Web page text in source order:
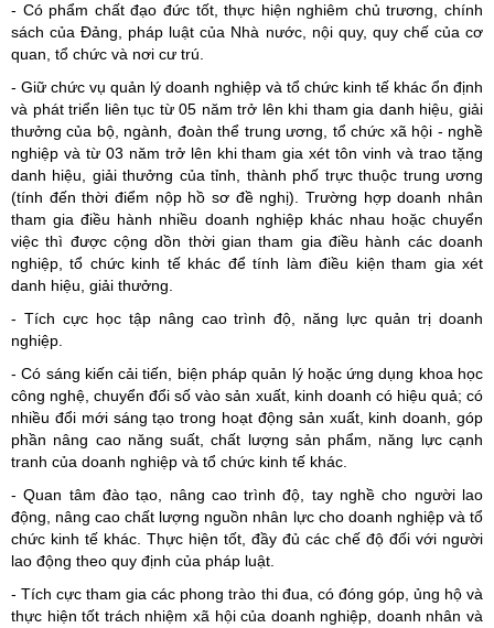
- Có phẩm chất đạo đức tốt, thực hiện nghiêm chủ trương, chính
sách của Đảng, pháp luật của Nhà nước, nội quy, quy chế của cơ
quan, tổ chức và nơi cư trú.
- Giữ chức vụ quản lý doanh nghiệp và tổ chức kinh tế khác ổn định
và phát triển liên tục từ 05 năm trở lên khi tham gia danh hiệu, giải
thưởng của bộ, ngành, đoàn thể trung ương, tổ chức xã hội - nghề
nghiệp và từ 03 năm trở lên khi tham gia xét tôn vinh và trao tặng
danh hiệu, giải thưởng của tỉnh, thành phố trực thuộc trung ương
(tính đến thời điểm nộp hồ sơ đề nghị). Trường hợp doanh nhân
tham gia điều hành nhiều doanh nghiệp khác nhau hoặc chuyển
việc thì được cộng dồn thời gian tham gia điều hành các doanh
nghiệp, tổ chức kinh tế khác để tính làm điều kiện tham gia xét
danh hiệu, giải thưởng.
- Tích cực học tập nâng cao trình độ, năng lực quản trị doanh
nghiệp.
- Có sáng kiến cải tiến, biện pháp quản lý hoặc ứng dụng khoa học
công nghệ, chuyển đổi số vào sản xuất, kinh doanh có hiệu quả; có
nhiều đổi mới sáng tạo trong hoạt động sản xuất, kinh doanh, góp
phần nâng cao năng suất, chất lượng sản phẩm, năng lực cạnh
tranh của doanh nghiệp và tổ chức kinh tế khác.
- Quan tâm đào tạo, nâng cao trình độ, tay nghề cho người lao
động, nâng cao chất lượng nguồn nhân lực cho doanh nghiệp và tổ
chức kinh tế khác. Thực hiện tốt, đầy đủ các chế độ đối với người
lao động theo quy định của pháp luật.
- Tích cực tham gia các phong trào thi đua, có đóng góp, ủng hộ và
thực hiện tốt trách nhiệm xã hội của doanh nghiệp, doanh nhân và